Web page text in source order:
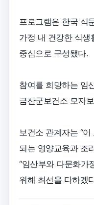
프로그램은 한국 식
가정 내 건강한 식생
중심으로 구성됐다.
참여를 희망하는 임
금산군보건소 모자
보건소 관계자는 “
되는 영양교육과 조
“임산부와 다문화가
위해 최선을 다하겠